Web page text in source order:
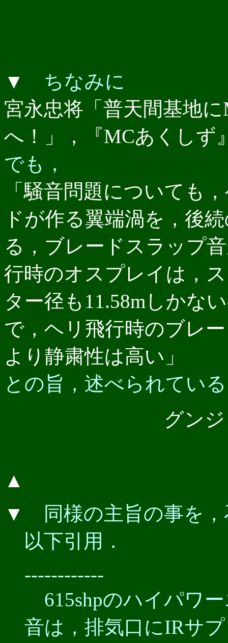
▼
ちなみに
宮永忠将「普天間基地
へ！」，『MCあくしず
でも，
「騒音問題についても
ドが作る翼端渦を，後
る，ブレードスラップ
行時のオスプレイは，
ター径も11.58mしかな
で，ヘリ飛行時のブレ
より静粛性は高い」
との旨，述べられてい
グン
▲
▼
同様の主旨の事を，
以下引用．
------------
615shpのハイパワ
音は，排気口にIRサ